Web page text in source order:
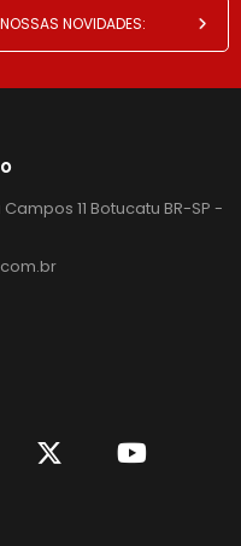
11 Botucatu BR-SP -